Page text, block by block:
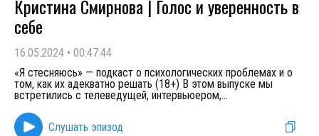
Кристина Смирнова | Голос и уверенность в
себе
16.05.2024 • 00:47:44
«Я стесняюсь» — подкаст о психологических проблемах и о
том, как их адекватно решать (18+) В этом выпуске мы
встретились с телеведущей, интервьюером,...
Слушать эпизод